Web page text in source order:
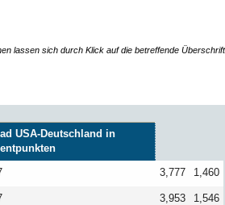
lassen sich durch Klick auf die betreffende Überschrift
USA-Deutsch­land in
3,777 1,460
3,953 1,546